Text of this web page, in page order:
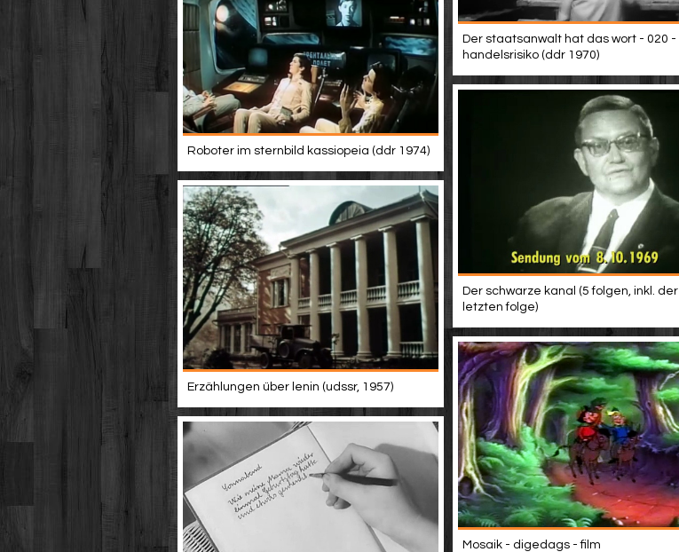
Der staatsanwalt hat das wort - 020 -
handelsrisiko (ddr 1970)
Roboter im sternbild kassiopeia (ddr 1974)
Der schwarze kanal (5 folgen, inkl. der
letzten folge)
Erzählungen über lenin (udssr, 1957)
Mosaik - digedags - film